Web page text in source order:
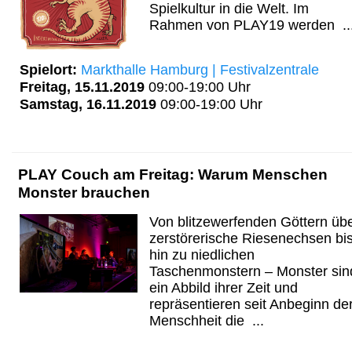
Spielkultur in die Welt. Im
Rahmen von PLAY19 werden
Spielort: Markthalle Hamburg | Festivalzentrale
Freitag, 15.11.2019 09:00-19:00 Uhr
Samstag, 16.11.2019 09:00-19:00 Uhr
PLAY Couch am Freitag: Warum Menschen
Monster brauchen
Von blitzewerfenden Göttern
zerstörerische Riesenechsen
hin zu niedlichen
Taschenmonstern – Monster
ein Abbild ihrer Zeit und
repräsentieren seit Anbeginn
Menschheit die ...